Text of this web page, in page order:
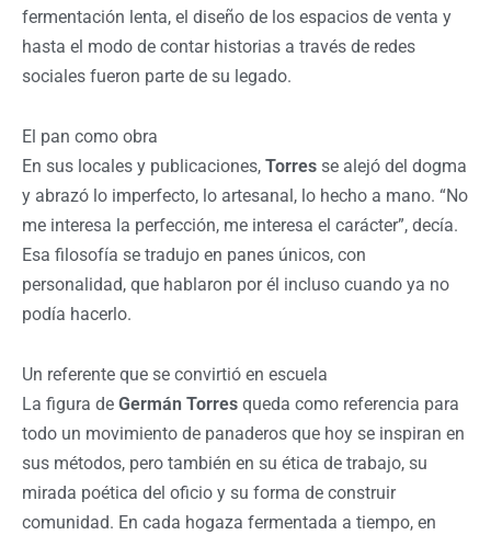
fermentación lenta, el diseño de los espacios de venta y
hasta el modo de contar historias a través de redes
sociales fueron parte de su legado.
El pan como obra
En sus locales y publicaciones, Torres se alejó del dogma
y abrazó lo imperfecto, lo artesanal, lo hecho a mano. “No
me interesa la perfección, me interesa el carácter”, decía.
Esa filosofía se tradujo en panes únicos, con
personalidad, que hablaron por él incluso cuando ya no
podía hacerlo.
Un referente que se convirtió en escuela
La figura de Germán Torres queda como referencia para
todo un movimiento de panaderos que hoy se inspiran en
sus métodos, pero también en su ética de trabajo, su
mirada poética del oficio y su forma de construir
comunidad. En cada hogaza fermentada a tiempo, en